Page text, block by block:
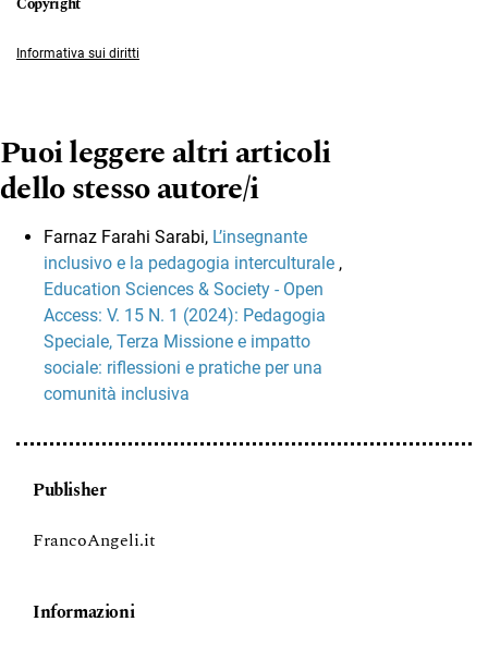
Informativa sui diritti
Puoi leggere altri articoli
dello stesso autore/i
Farnaz Farahi Sarabi, L’insegnante
inclusivo e la pedagogia interculturale ,
Education Sciences & Society - Open
Access: V. 15 N. 1 (2024): Pedagogia
Speciale, Terza Missione e impatto
sociale: riflessioni e pratiche per una
comunità inclusiva
Publisher
FrancoAngeli.it
Informazioni